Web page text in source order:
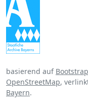
basierend auf Bootstrap
OpenStreetMap,
Bayern.